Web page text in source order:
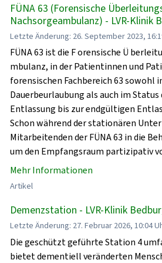
FÜNA 63 (Forensische
Nachsorgeambulanz) - LVR-Klinik
Letzte Änderung: 26. September 2023,
FÜNA 63 ist die F orensische Ü
mbulanz, in der Patientinnen und
forensischen Fachbereich 63 sowohl
Dauerbeurlaubung als auch im
Entlassung bis zur endgültigen
Schon während der stationären
Mitarbeitenden der FÜNA 63 in die
um den Empfangsraum partizipativ
Mehr Informationen
Artikel
Demenzstation - LVR-Klinik
Letzte Änderung: 27. Februar 2026, 10:04
Die geschützt geführte Station 4
bietet dementiell veränderten